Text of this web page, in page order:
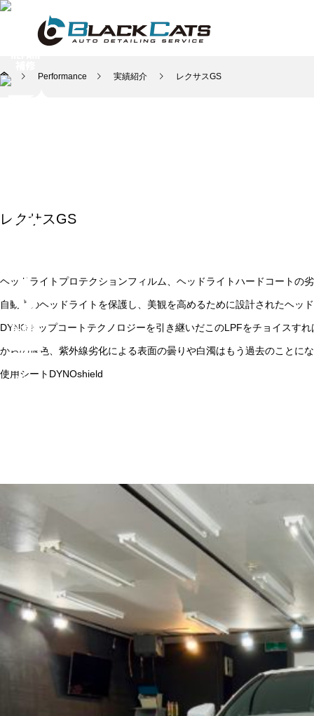
Performance 実績紹介 レクサスGS
レクサスGS
ヘッドライトプロテクションフィルム、ヘッドライトハードコートの
自動車のヘッドライトを保護し、美観を高めるために設計されたヘッ
DYNOトップコートテクノロジーを引き継いだこのLPFをチョイスす
からの退色、紫外線劣化による表面の曇りや白濁はもう過去のことに
使用シートDYNOshield